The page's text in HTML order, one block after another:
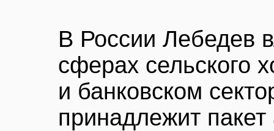
В России Лебедев
сферах сельского
и банковском
принадлежит